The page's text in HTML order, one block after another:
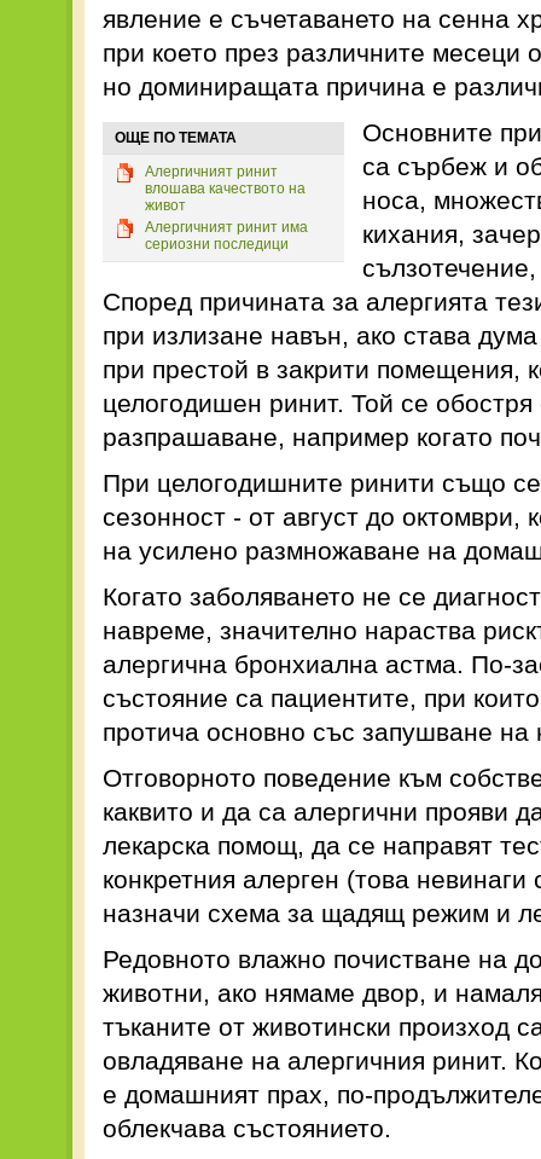
явление е съчетаването на сенна
при което през различните месеци
но доминиращата причина е
ОЩЕ ПО ТЕМАТА
Алергичният ринит
влошава качеството на
живот
Алергичният ринит има
сериозни последици
Основните
са сърбеж и
носа,
кихания,
Според причината за алергията
при излизане навън, ако става
при престой в закрити помещения,
целогодишен ринит. Той се
разпрашаване, например когато
При целогодишните ринити също
сезонност - от август до октомври,
на усилено размножаване на
Когато заболяването не се
навреме, значително нараства
алергична бронхиална астма. По-
състояние са пациентите, при
протича основно със запушване на
Отговорното поведение към
каквито и да са алергични прояви
лекарска помощ, да се направят
конкретния алерген (това
назначи схема за щадящ режим и
Редовното влажно почистване на
животни, ако нямаме двор, и
тъканите от животински произход
овладяване на алергичния ринит.
е домашният прах, по-
облекчава състоянието.